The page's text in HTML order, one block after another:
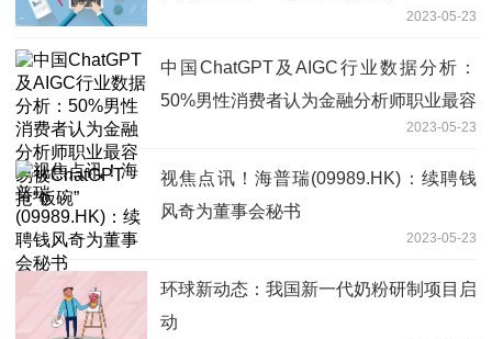
2023-05-23
中国ChatGPT及AIGC行业数据分析：
50%男性消费者认为金融分析师职业最容
2023-05-23
视焦点讯！海普瑞(09989.HK)：续聘钱
风奇为董事会秘书
2023-05-23
环球新动态：我国新一代奶粉研制项目启
动